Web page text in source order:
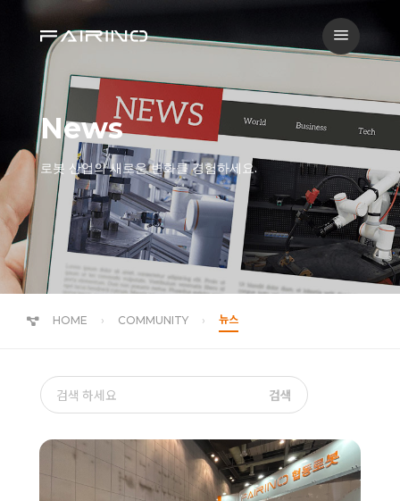
a
News
로봇 산업의 새로운 변화를 경험하세요.
HOME COMMUNITY 뉴스